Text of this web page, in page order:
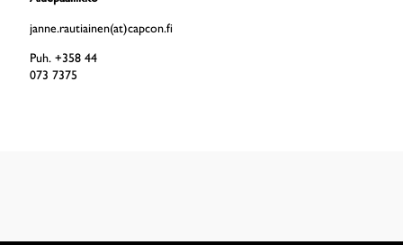
janne.rautiainen(at)capcon.fi
Puh. +358 44
073 7375